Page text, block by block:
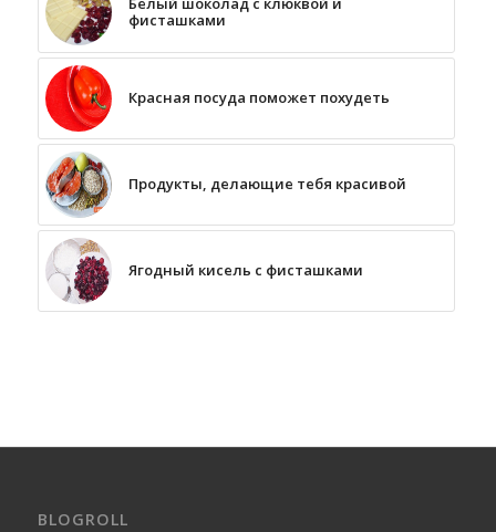
фисташками
Красная посуда поможет похудеть
Продукты, делающие тебя красивой
Ягодный кисель с фисташками
BLOGROLL